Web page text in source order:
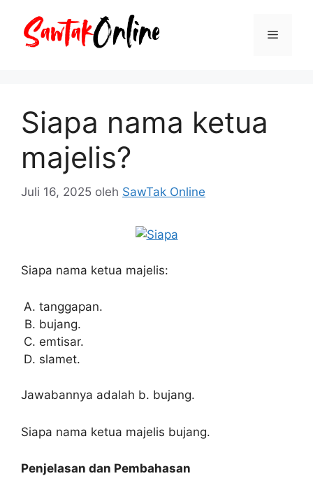
Menu
Siapa nama ketua
majelis?
Juli 16, 2025 oleh SawTak Online
Siapa nama ketua majelis:
tanggapan.
bujang.
emtisar.
slamet.
Jawabannya adalah b. bujang.
Siapa nama ketua majelis bujang.
Penjelasan dan Pembahasan